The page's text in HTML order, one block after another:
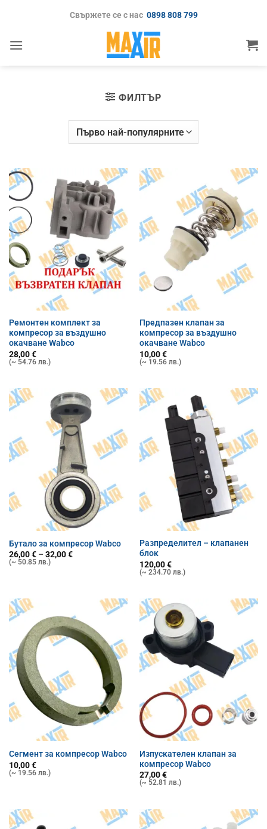
Свържете се с нас 0898 808 799
ФИЛТЪР
Ремонтен комплект за
компресор за въздушно
окачване Wabco
28,00€
(~ 54.76 лв.)
Предпазен клапан за
компресор за въздушно
окачване Wabco
10,00€
(~ 19.56 лв.)
Бутало за компресор Wabco
26,00€ – 32,00€Price
(~ 50.85 лв.)
Разпределител – клапанен
блок
120,00€
(~ 234.70 лв.)
Сегмент за компресор Wabco
10,00€
(~ 19.56 лв.)
Изпускателен клапан за
компресор Wabco
27,00€
(~ 52.81 лв.)